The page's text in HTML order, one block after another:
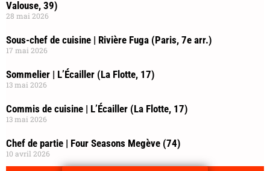
Valouse, 39)
28 mai 2026
Sous-chef de cuisine | Rivière Fuga (Paris, 7e arr.)
17 mai 2026
Sommelier | L’Écailler (La Flotte, 17)
13 mai 2026
Commis de cuisine | L’Écailler (La Flotte, 17)
13 mai 2026
Chef de partie | Four Seasons Megève (74)
10 avril 2026